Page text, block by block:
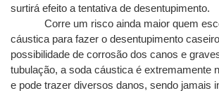
surtirá efeito a tentativa de desentupimento.
Corre um risco ainda maior quem
cáustica para fazer o desentupimento
possibilidade de corrosão dos canos e
tubulação, a soda cáustica é extremamente
e pode trazer diversos danos, sendo jamais